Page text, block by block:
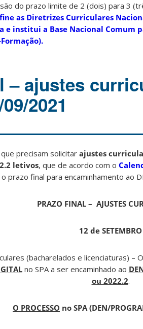
do prazo limite de 2 (dois) para 3
as Diretrizes Curriculares
e institui a Base Nacional Comum
– ajustes
2021
precisam solicitar ajustes
letivos, que de acordo com o
o prazo final para encaminhamento ao
PRAZO FINAL – AJUSTES
12 de SETEMBRO
(bacharelados e licenciaturas) –
no SPA a ser encaminhado ao
ou 2022.2.
O PROCESSO no SPA (DEN/